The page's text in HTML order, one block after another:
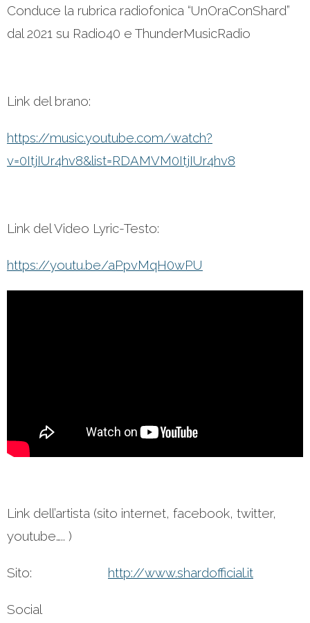
Conduce la rubrica radiofonica “UnOraConShard”
dal 2021 su Radio40 e ThunderMusicRadio
Link del brano:
https://music.youtube.com/watch?
v=0ItjIUr4hv8&list=RDAMVM0ItjIUr4hv8
Link del Video Lyric-Testo:
https://youtu.be/aPpvMqH0wPU
Link dell’artista (sito internet, facebook, twitter,
youtube….. )
Sito: http://www.shardofficial.it
Social